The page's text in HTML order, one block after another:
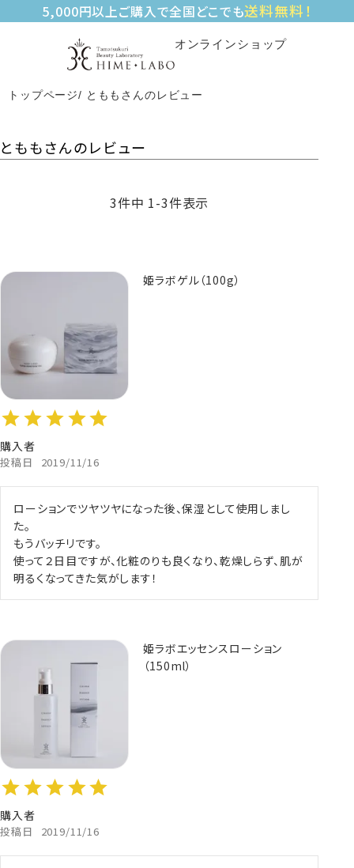
5,000円以上ご購入で全国どこでも送料無料！
オンラインショップ
トップページ とももさんのレビュー
とももさんのレビュー
3件中 1-3件表示
姫ラボゲル（100g）
購入者
投稿日 2019/11/16
ローションでツヤツヤになった後、保湿として使用しまし
た。
もうバッチリです。
使って２日目ですが、化粧のりも良くなり、乾燥しらず、肌が
明るくなってきた気がします！
姫ラボエッセンスローション
（150ml）
購入者
投稿日 2019/11/16